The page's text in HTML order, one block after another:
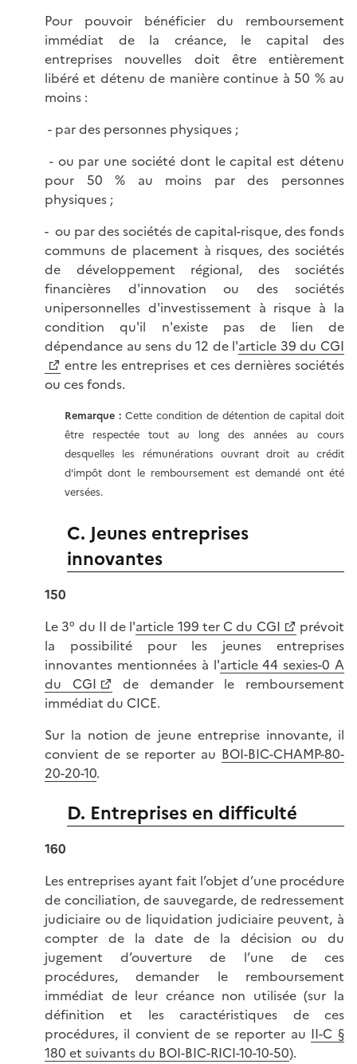
Pour pouvoir bénéficier du remboursement
immédiat de la créance, le capital des
entreprises nouvelles doit être entièrement
libéré et détenu de manière continue à 50 % au
moins :
- par des personnes physiques ;
- ou par une société dont le capital est détenu
pour 50 % au moins par des personnes
physiques ;
- ou par des sociétés de capital-risque, des fonds
communs de placement à risques, des sociétés
de développement régional, des sociétés
financières d'innovation ou des sociétés
unipersonnelles d'investissement à risque à la
condition qu'il n'existe pas de lien de
dépendance au sens du 12 de l'article 39 du CGI
entre les entreprises et ces dernières sociétés
ou ces fonds.
Remarque :Cette condition de détention de capital doit
être respectée tout au long des années au cours
desquelles les rémunérations ouvrant droit au crédit
d'impôt dont le remboursement est demandé ont été
versées.
C. Jeunes entreprises
innovantes
150
Le 3° du II de l'article 199 ter C du CGI
prévoit
la possibilité pour les jeunes entreprises
innovantes mentionnées à l'article 44 sexies-0 A
du CGI
de demander le remboursement
immédiat du CICE.
Sur la notion de jeune entreprise innovante, il
convient de se reporter au BOI-BIC-CHAMP-80-
20-20-10.
D. Entreprises en difficulté
160
Les entreprises ayant fait l’objet d’une procédure
de conciliation, de sauvegarde, de redressement
judiciaire ou de liquidation judiciaire peuvent, à
compter de la date de la décision ou du
jugement d’ouverture de l’une de ces
procédures, demander le remboursement
immédiat de leur créance non utilisée (sur la
définition et les caractéristiques de ces
procédures, il convient de se reporter au II-C §
180 et suivants du BOI-BIC-RICI-10-10-50).